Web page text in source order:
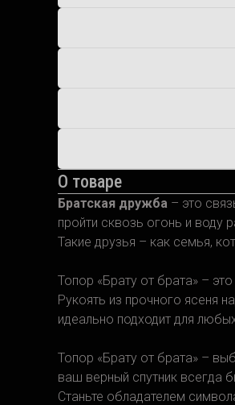
О товаре
Братская дружба – это
пройти сквозь огонь и воду
Такие друзья – как семья,
Топор «Брату от брата» –
Рукоять из прочного ясеня
идеально подходит для
Топор «Брату от брата» –
ваш верный спутник всегда
Станьте обладателем